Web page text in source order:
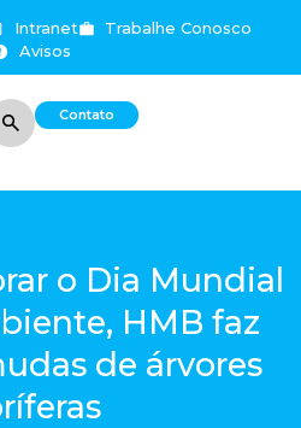
Intranet
Trabalhe Conosco
Avisos
Contato
o Dia Mundial
HMB faz
de árvores